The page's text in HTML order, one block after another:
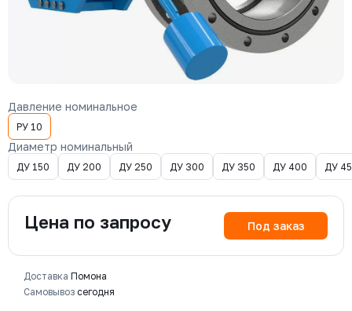
Давление номинальное
РУ 10
Диаметр номинальный
ДУ 150 ДУ 200 ДУ 250 ДУ 300 ДУ 350 ДУ 400 ДУ
Цена по запросу Под заказ
Доставка Помона
Самовывоз сегодня